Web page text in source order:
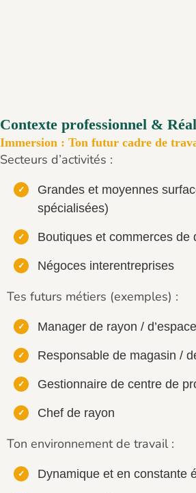
Contexte professionnel &
Immersion : Ton futur cadre de
Secteurs d’activités :
Grandes et moyennes
spécialisées)
Boutiques et commerces de
Négoces interentreprises
Tes futurs métiers (exemples) :
Manager de rayon /
Responsable de magasin /
Gestionnaire de centre de
Chef de rayon
Ton environnement de travail :
Dynamique et en constante